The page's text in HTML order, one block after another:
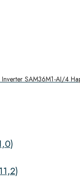
SAM36M1-AI/4